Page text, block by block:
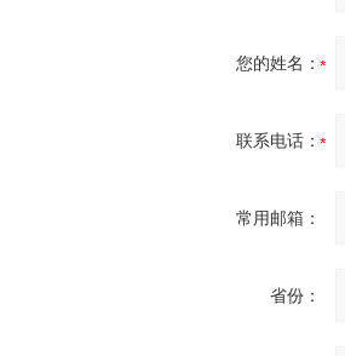
您的姓名：
联系电话：
常用邮箱：
省份：